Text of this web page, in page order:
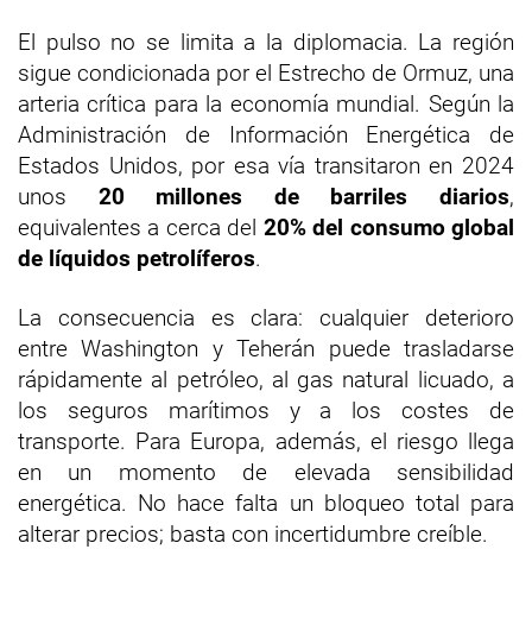
El pulso no se limita a la diplomacia. La región
sigue condicionada por el Estrecho de Ormuz, una
arteria crítica para la economía mundial. Según la
Administración de Información Energética de
Estados Unidos, por esa vía transitaron en 2024
unos 20 millones de barriles diarios,
equivalentes a cerca del 20% del consumo global
de líquidos petrolíferos.
La consecuencia es clara: cualquier deterioro
entre Washington y Teherán puede trasladarse
rápidamente al petróleo, al gas natural licuado, a
los seguros marítimos y a los costes de
transporte. Para Europa, además, el riesgo llega
en un momento de elevada sensibilidad
energética. No hace falta un bloqueo total para
alterar precios; basta con incertidumbre creíble.